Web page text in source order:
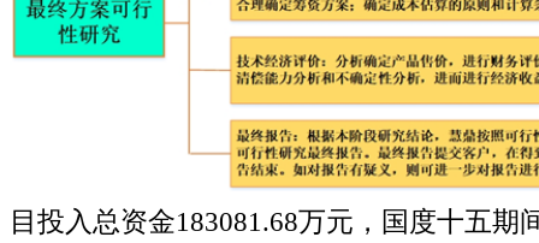
目投入总资金183081.68万元，国度十五期